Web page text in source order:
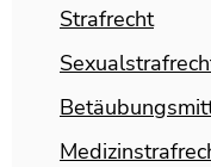
Strafrecht